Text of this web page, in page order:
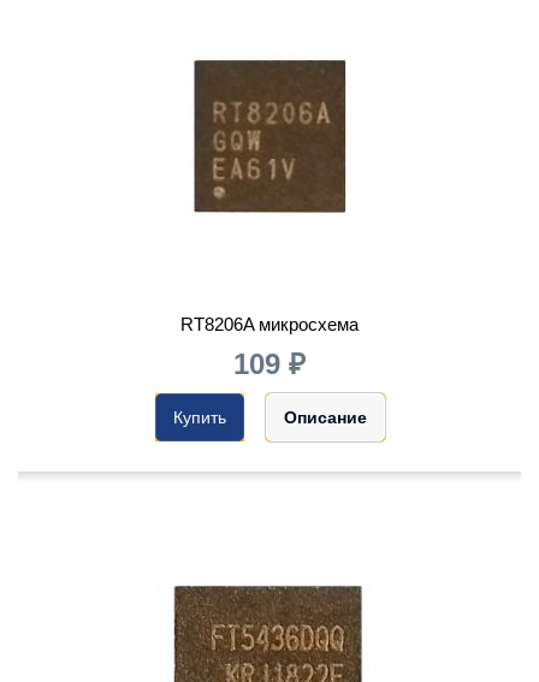
RT8206A микросхема
109 ₽
Купить Описание